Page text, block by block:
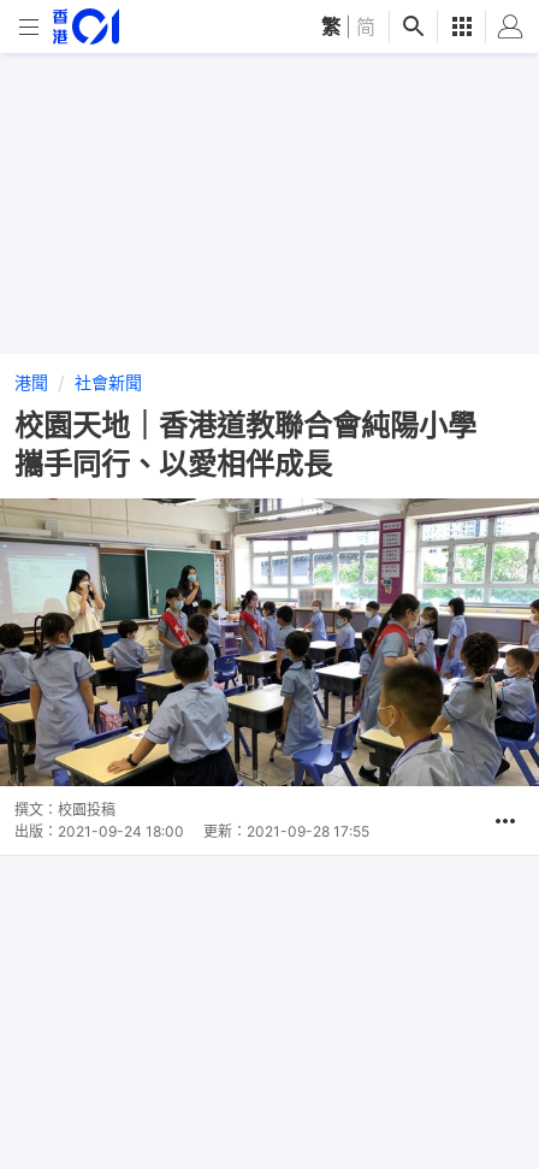
繁 简
港聞 社會新聞
校園天地｜香港道教聯合會純陽小學
攜手同行、以愛相伴成長
撰文： 校園投稿
出版： 2021-09-24 18:00 更新： 2021-09-28 17:55